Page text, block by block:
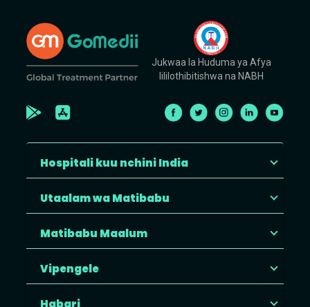
Jukwaa la Huduma ya Afya
lililothibitishwa na NABH
Hospitali kuu nchini India
Utaalam wa Matibabu
Matibabu Maalum
Vipengele
Habari